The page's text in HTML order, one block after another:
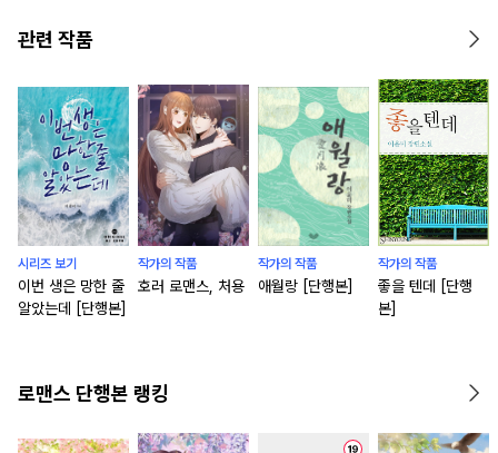
관련 작품
시리즈 보기
이번 생은 망한 줄
알았는데 [단행본]
작가의 작품
호러 로맨스, 처용
작가의 작품
애월랑 [단행본]
작가의 작품
좋을 텐데 [단행
본]
로맨스 단행본 랭킹